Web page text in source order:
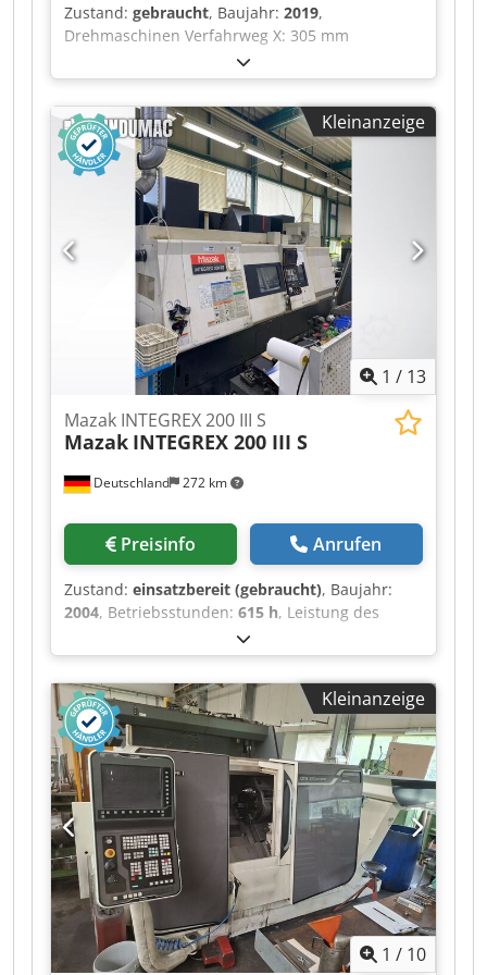
Zustand: gebraucht, Baujahr: 2019,
Drehmaschinen Verfahrweg X: 305 mm
Verfahrweg Y: 105 mm Verfahrweg Z: 0 mm
Drehlänge: 1050 mm max. Umlaufdurchmesser:
900 mm max. Drehdurchmesser: 650 mm
Spindelbohrung: 117 mm Dsdpfsztbu Tox Agxjkr
Antriebsleistung: 30 kW max. Drehmoment: 1750
NM Drehzahlbereich bis: 2800 U/min Steuerung:
Fanuc 31i angetriebene Spindeln Angetriebene
Werkzeuge: 12 Steuerung Fanuc Späneförderer
Y-Achse C-Achse BMT75-Revolver Reitstock
Hydraulikfutter
Kleinanzeige
1 / 13
Deutschland 272 km
Mazak INTEGREX 200 III S
Mazak INTEGREX 200 III S
Preisinfo Anrufen
Zustand: einsatzbereit (gebraucht), Baujahr:
2004, Betriebsstunden: 615 h, Leistung des
22.000 W, Spindeldrehzahl
(max.):5.000 U/min, Verfahrweg X-Achse:580
mm, Verfahrweg Y-Achse:80 mm, Verfahrweg Z-
Achse:1.045 mm, Gesamthöhe: 2.597 mm,
Gesamtbreite:2.060 mm, Gesamtgewicht:9.700
kg, Steuerungshersteller:MAZATROL,
Steuerungsmodell:
PC FUSION CNC 640MT Pro,
Produktlänge (max.):
3.820 mm, Anzahl der
Achsen:5, Diese 5-Achsen-Maschine vom Typ
Mazak INTEGREX 200 III S wurde im Jahr 2004
hergestellt. Sie verfügt über einen maximalen
Drehdurchmesser von 660 mm und eine
maximale Werkstückmasse von 150 kg. Die
Maschine ist mit einem Werkzeugmagazin mit
einer Kapazität von 80 Plätzen und einer
Kleinanzeige
1 / 10